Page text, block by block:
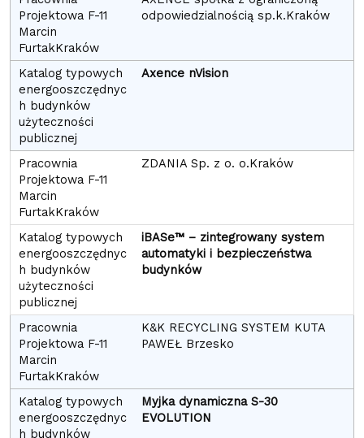
odpowiedzialnością sp.k.Kraków
Axence nVision
ZDANIA Sp. z o. o.Kraków
iBASe™ – zintegrowany system
automatyki i bezpieczeństwa
budynków
K&K RECYCLING SYSTEM KUTA
PAWEŁ Brzesko
Myjka dynamiczna S-30
EVOLUTION